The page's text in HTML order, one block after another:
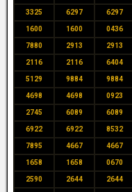
3325 6297 6297
1600 1600 0436
7880 2913 2913
2116 2116 6404
5129 9884 9884
4698 4698 0923
2745 6089 6089
6922 6922 8532
7895 4667 4667
1658 1658 0670
2590 2644 2644